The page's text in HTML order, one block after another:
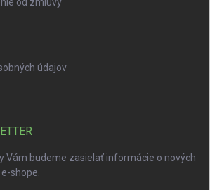
údajov
Vám budeme zasielať informácie o nových
shope.